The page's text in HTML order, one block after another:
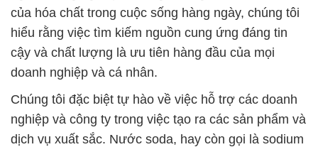
của hóa chất trong cuộc sống hàng ngày, chúng tôi
hiểu rằng việc tìm kiếm nguồn cung ứng đáng tin
cậy và chất lượng là ưu tiên hàng đầu của mọi
doanh nghiệp và cá nhân.
Chúng tôi đặc biệt tự hào về việc hỗ trợ các doanh
nghiệp và công ty trong việc tạo ra các sản phẩm và
dịch vụ xuất sắc. Nước soda, hay còn gọi là sodium